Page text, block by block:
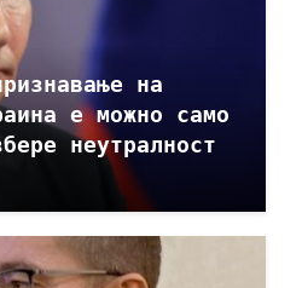
на
е можно само
неутралност